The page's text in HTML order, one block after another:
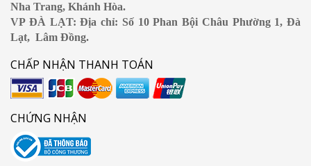
Nha Trang, Khánh Hòa.
VP ĐÀ LẠT: Địa chỉ: Số 10 Phan Bội Châu Phường 1, Đà
Lạt, Lâm Đồng.
CHẤP NHẬN THANH TOÁN
CHỨNG NHẬN